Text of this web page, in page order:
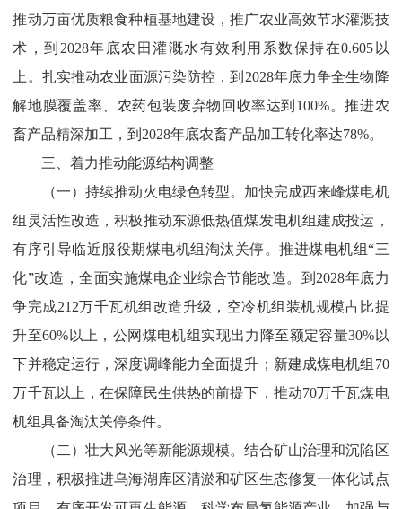
推动万亩优质粮食种植基地建设，推广农业高效节水灌溉技
术，到 2028年底农田灌溉水有效利用系数保持在0.605 以
上。 扎实推动农业面源污染防控，到 2028年底力争全生物降
解地膜覆盖率、农药包装废弃物回收率达到 100%。推进农
畜产品精深加工，到 2028年底农畜产品加工转化率达78%。
三、着力推动能源结构调整
（一）持续推动火电绿色转型。 加快完成西来峰煤电机
组灵活性改造，积极推动东源低热值煤发电机组建成投运，
有序引导临近服役期煤电机组淘汰关停。推进煤电机组“三
化”改造，全面实施煤电企业综合节能改造。到 2028年底力
争完成212万千瓦机组改造升级，空冷机组装机规模占比提
升至60% 以上，公网煤电机组实现出力降至额定容量30% 以
下并稳定运行，深度调峰能力全面提升；新建成煤电机组 70
万千瓦以上，在保障民生供热的前提下，推动70万千瓦煤电
机组具备淘汰关停条件。
（二）壮大风光等新能源规模。结合矿山治理和沉陷区
治理，积极推进乌海湖库区清淤和矿区生态修复一体化试点